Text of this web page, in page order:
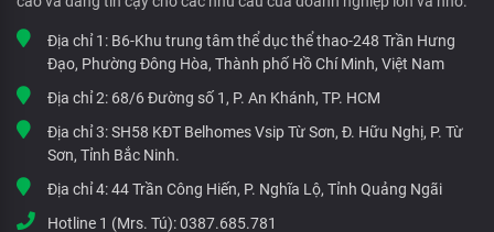
Địa chỉ 1: B6-Khu trung tâm thể dục thể thao-248 Trần Hưng
Đạo, Phường Đông Hòa, Thành phố Hồ Chí Minh, Việt Nam
Địa chỉ 2: 68/6 Đường số 1, P. An Khánh, TP. HCM
Địa chỉ 3:SH58 KĐT Belhomes Vsip Từ Sơn, Đ. Hữu Nghị, P. Từ
Sơn, Tỉnh Bắc Ninh.
Địa chỉ 4:44 Trần Công Hiến, P. Nghĩa Lộ, Tỉnh Quảng Ngãi
Hotline 1 (Mrs. Tú):0387.685.781